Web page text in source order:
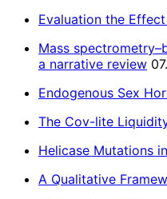
Evaluation the
Mass
a narrative review
Endogenous Sex
The Cov-lite
Helicase Mutations
A Qualitative